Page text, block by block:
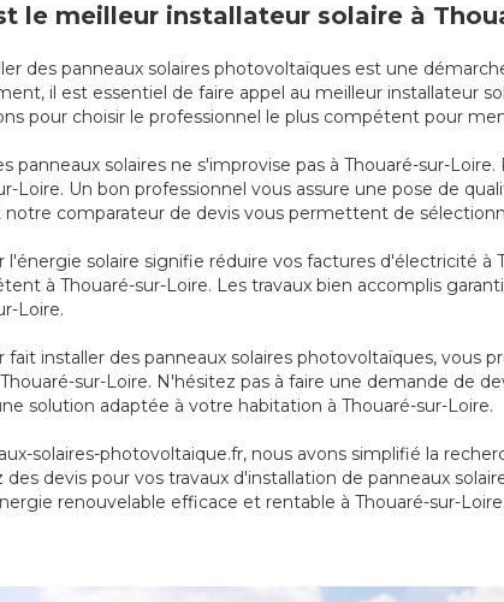
le meilleur installateur solaire à
des panneaux solaires photovoltaïques est une
il est essentiel de faire appel au meilleur installateur
pour choisir le professionnel le plus compétent pour
panneaux solaires ne s'improvise pas à Thouaré-sur-
Loire. Un bon professionnel vous assure une pose de
notre comparateur de devis vous permettent de
l'énergie solaire signifie réduire vos factures d'électricité
à Thouaré-sur-Loire. Les travaux bien accomplis
Loire.
fait installer des panneaux solaires photovoltaïques,
sur-Loire. N'hésitez pas à faire une demande de
solution adaptée à votre habitation à Thouaré-sur-Loire.
solaires-photovoltaique.fr, nous avons simplifié la
des devis pour vos travaux d'installation de panneaux
renouvelable efficace et rentable à Thouaré-sur-Loire.